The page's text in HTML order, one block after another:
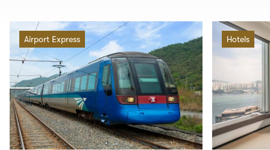
Airport Express Hotels